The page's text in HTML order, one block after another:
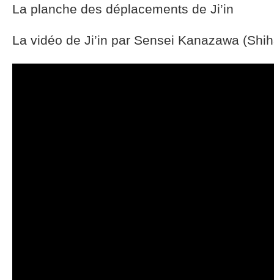
La planche des déplacements de Ji’in
La vidéo de Ji’in par Sensei Kanazawa